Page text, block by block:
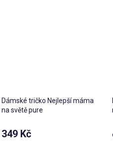
Dámské tričko Nejlepší máma
na světě pure
Průměrné
hodnocení
349 Kč